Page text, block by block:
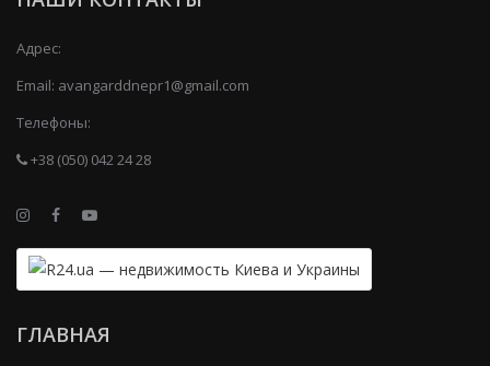
Адрес:
Email: avangarddnepr1@gmail.com
Телефоны:
+38 (050) 042 24 28
ГЛАВНАЯ